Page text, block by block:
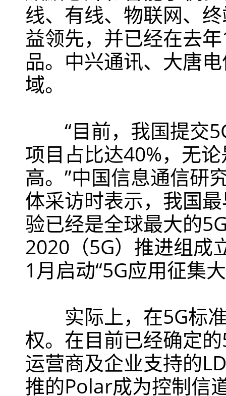
线、有线、物联网、
益领先，并已经在去
品。中兴通讯、大唐
域。
“目前，我国提交
项目占比达40%，无
高。”中国信息通信研
体采访时表示，我国
验已经是全球最大的
2020（5G）推进组成
1月启动“5G应用征集
实际上，在5G标准
权。在目前已经确定
运营商及企业支持的
推的Polar成为控制信